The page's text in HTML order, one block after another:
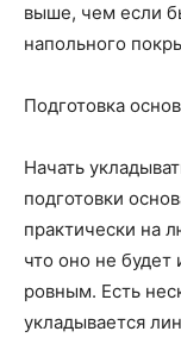
выше, чем если
напольного
Подготовка
Начать
подготовки
практически на
что оно не будет
ровным. Есть
укладывается